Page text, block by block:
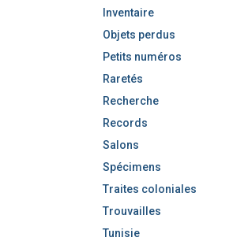
Inventaire
Objets perdus
Petits numéros
Raretés
Recherche
Records
Salons
Spécimens
Traites coloniales
Trouvailles
Tunisie